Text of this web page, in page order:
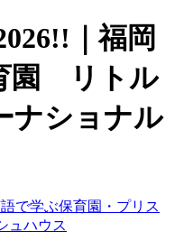
｜福岡
園 リトル
ナショナル